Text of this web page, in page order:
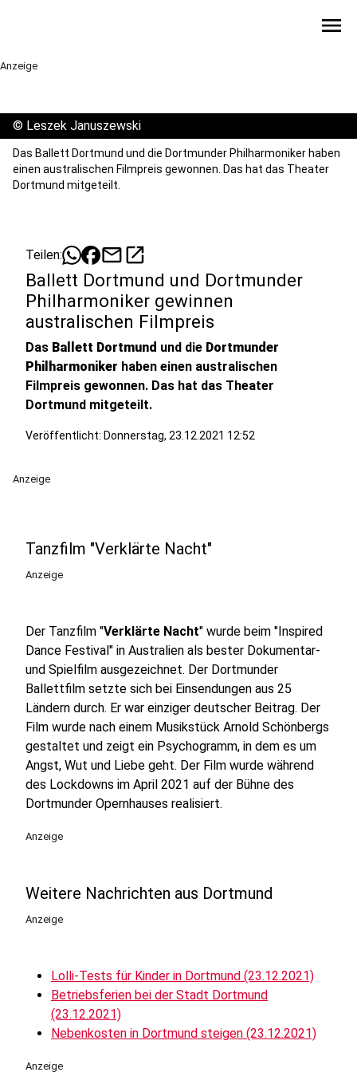
menu
Anzeige
© Leszek Januszewski
Das Ballett Dortmund und die Dortmunder Philharmoniker haben
einen australischen Filmpreis gewonnen. Das hat das Theater
Dortmund mitgeteilt.
Teilen: mailopen_in_new
Ballett Dortmund und Dortmunder
Philharmoniker gewinnen
australischen Filmpreis
Das Ballett Dortmund und die Dortmunder
Philharmoniker haben einen australischen
Filmpreis gewonnen. Das hat das Theater
Dortmund mitgeteilt.
Veröffentlicht: Donnerstag, 23.12.2021 12:52
Anzeige
Tanzfilm "Verklärte Nacht"
Anzeige
Der Tanzfilm "Verklärte Nacht" wurde beim "Inspired
Dance Festival" in Australien als bester Dokumentar-
und Spielfilm ausgezeichnet. Der Dortmunder
Ballettfilm setzte sich bei Einsendungen aus 25
Ländern durch. Er war einziger deutscher Beitrag. Der
Film wurde nach einem Musikstück Arnold Schönbergs
gestaltet und zeigt ein Psychogramm, in dem es um
Angst, Wut und Liebe geht. Der Film wurde während
des Lockdowns im April 2021 auf der Bühne des
Dortmunder Opernhauses realisiert.
Anzeige
Weitere Nachrichten aus Dortmund
Anzeige
Lolli-Tests für Kinder in Dortmund (23.12.2021)
Betriebsferien bei der Stadt Dortmund
(23.12.2021)
Nebenkosten in Dortmund steigen (23.12.2021)
Anzeige